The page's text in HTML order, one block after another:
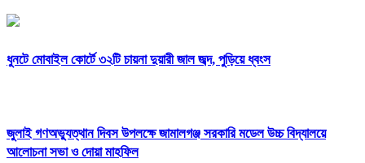
ধুনটে মোবাইল কোর্টে ৩২টি চায়না দুয়ারী জাল জব্দ, পুড়িয়ে ধ্বংস
জুলাই গণঅভ্যুত্থান দিবস উপলক্ষে জামালগঞ্জ সরকারি মডেল উচ্চ বিদ্যালয়ে
আলোচনা সভা ও দোয়া মাহফিল